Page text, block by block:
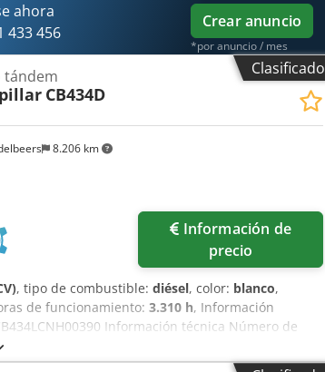
ahora
433 456
Crear anuncio
*por anuncio / mes
Clasificado
8.206 km
tándem
CB434D
precio
, tipo de combustible: diésel, color: blanco,
de funcionamiento: 3.310 h, Información
Información técnica Número de
Peso en vacío: 7.500 kg Funcionalidad Anchura
visual: Muy bueno Daños: Ninguno